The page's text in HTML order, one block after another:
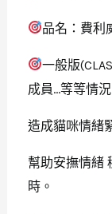
品名：費利
一般版
成員…等等情況
造成貓咪情緒
幫助安撫情緒
時。